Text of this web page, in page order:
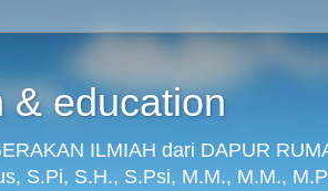
& education
ILMIAH dari DAPUR
S.Pi, S.H., S.Psi, M.M., M.M.,